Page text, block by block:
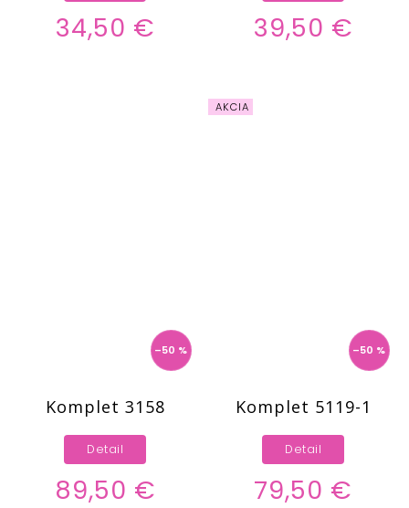
34,50 € 39,50 €
–50 %
Komplet 3158
89,50 €
Detail
AKCIA
–50 %
Komplet 5119-1
79,50 €
Detail